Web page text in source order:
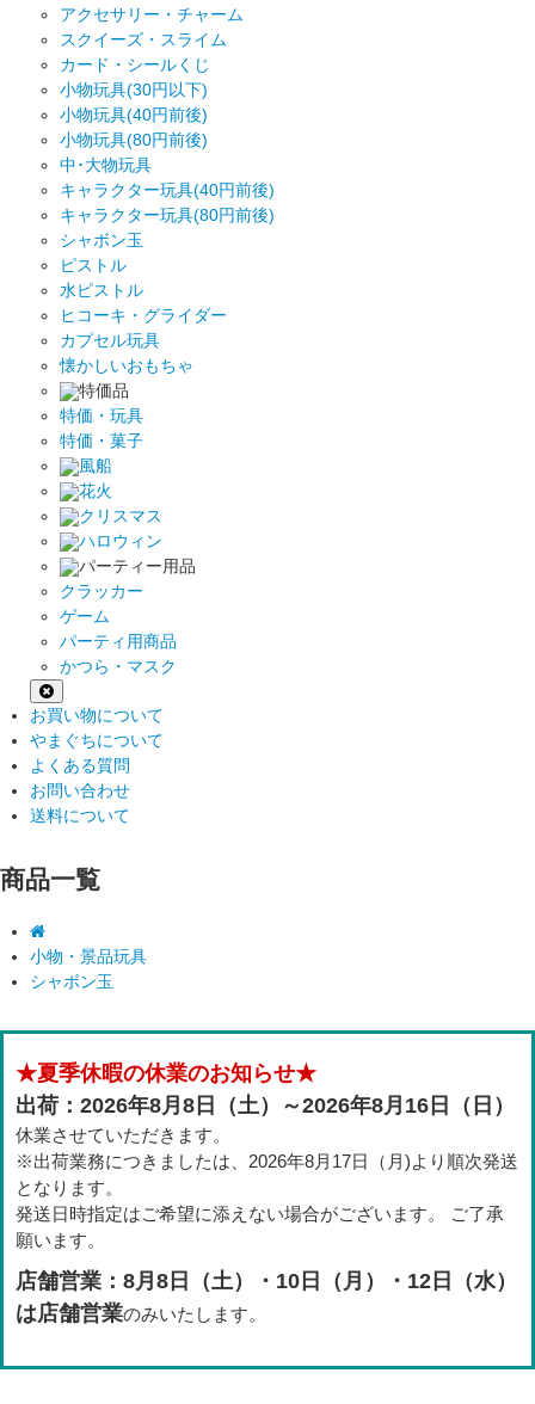
アクセサリー・チャーム
スクイーズ・スライム
カード・シールくじ
小物玩具(30円以下)
小物玩具(40円前後)
小物玩具(80円前後)
中･大物玩具
キャラクター玩具(40円前後)
キャラクター玩具(80円前後)
シャボン玉
ピストル
水ピストル
ヒコーキ・グライダー
カプセル玩具
懐かしいおもちゃ
特価品
特価・玩具
特価・菓子
風船
花火
クリスマス
ハロウィン
パーティー用品
クラッカー
ゲーム
パーティ用商品
かつら・マスク
お買い物について
やまぐちについて
よくある質問
お問い合わせ
送料について
商品一覧
小物・景品玩具
シャボン玉
★夏季休暇の休業のお知らせ★
出荷：2026年8月8日（土）～2026年8月16日（日）
休業させていただきます。
※出荷業務につきましたは、2026年8月17日（月)より順次発送
となります。
発送日時指定はご希望に添えない場合がございます。 ご了承
願います。
店舗営業：8月8日（土）・10日（月）・12日（水）
は店舗営業のみいたします。